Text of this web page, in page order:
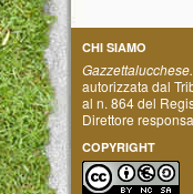
CHI SIAMO
autorizzata dal
al n. 864 del
Direttore
COPYRIGHT